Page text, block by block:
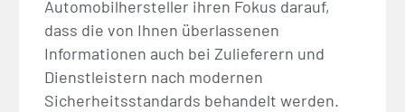
Automobilhersteller ihren Fokus darauf,
dass die von Ihnen überlassenen
Informationen auch bei Zulieferern und
Dienstleistern nach modernen
Sicherheitsstandards behandelt werden.